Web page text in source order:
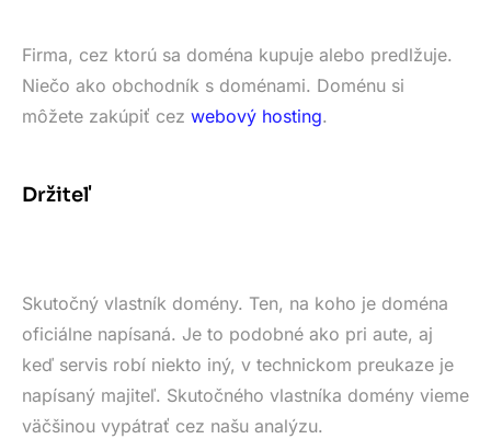
Firma, cez ktorú sa doména kupuje alebo predlžuje.
Niečo ako obchodník s doménami. Doménu si
môžete zakúpiť cez webový hosting.
Držiteľ
Skutočný vlastník domény. Ten, na koho je doména
oficiálne napísaná. Je to podobné ako pri aute, aj
keď servis robí niekto iný, v technickom preukaze je
napísaný majiteľ. Skutočného vlastníka domény vieme
väčšinou vypátrať cez našu analýzu.